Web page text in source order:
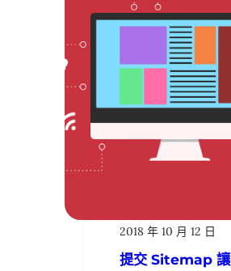
2018 年 10 月 12 日
提交 Sitemap 讓